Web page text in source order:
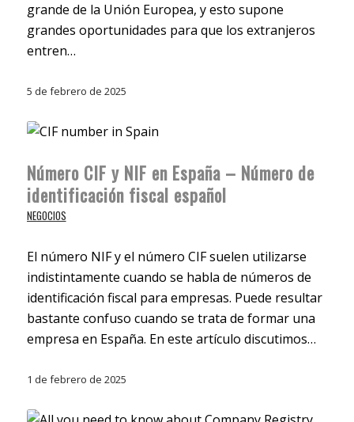
grande de la Unión Europea, y esto supone
grandes oportunidades para que los extranjeros
entren…
5 de febrero de 2025
Número CIF y NIF en España – Número de
identificación fiscal español
NEGOCIOS
El número NIF y el número CIF suelen utilizarse
indistintamente cuando se habla de números de
identificación fiscal para empresas. Puede resultar
bastante confuso cuando se trata de formar una
empresa en España. En este artículo discutimos…
1 de febrero de 2025